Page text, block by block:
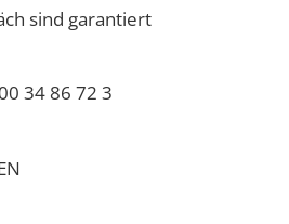
sind garantiert
34 86 72 3